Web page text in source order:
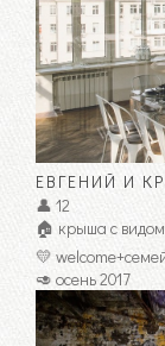
ЕВГЕНИЙ И
👤 12
🏠 крыша с
💛
🥑 осень 2017